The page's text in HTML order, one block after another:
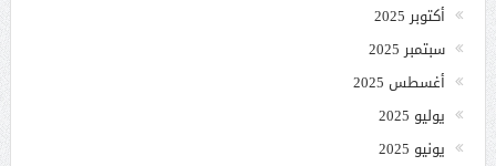
أكتوبر 2025
سبتمبر 2025
أغسطس 2025
يوليو 2025
يونيو 2025